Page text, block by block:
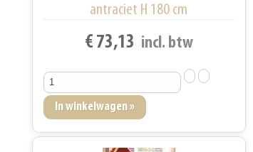
antraciet H 180 cm
€ 73,13 incl. btw